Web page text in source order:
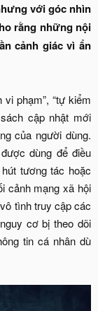
với góc nhìn
rằng những nội
cảnh giác vì ẩn
phạm”, “tự kiểm
cập nhật mới
của người dùng.
dùng để điều
tương tác hoặc
cảnh mạng xã hội
tình truy cập các
cơ bị theo dõi
tin cá nhân dù